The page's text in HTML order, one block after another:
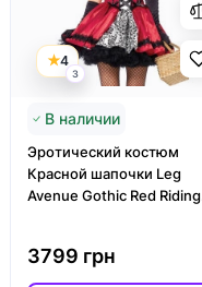
4
3
В наличии
Эротический костюм
Красной шапочки Leg
Avenue Gothic Red Riding
3799 грн